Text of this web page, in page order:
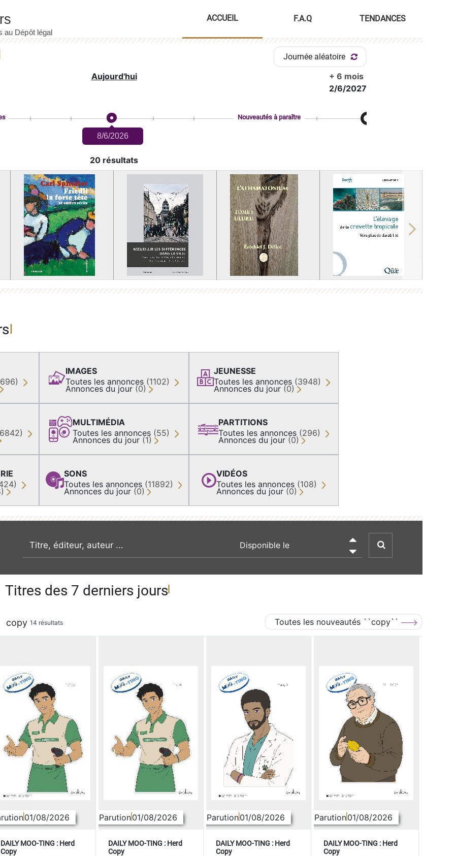
ACCUEIL F.A.Q TENDANCES
Journée aléatoire
Aujourd'hui
+ 6 mois
2/6/2027
8/6/2026
Nouveautés à paraître
20 résultats
Next
IMAGES
Toutes les annonces (1102)
Annonces du jour (0)
MULTIMÉDIA
Toutes les annonces (55)
Annonces du jour (1)
SONS
Toutes les annonces (11892)
Annonces du jour (0)
JEUNESSE
Toutes les annonces (3948)
Annonces du jour (0)
PARTITIONS
Toutes les annonces (296)
Annonces du jour (0)
VIDÉOS
Toutes les annonces (108)
Annonces du jour (0)
recherche par mot clé

Titres des 7 derniers jours
copy 14 résultats Toutes les nouveautés ``copy``
01/08/2026
DAILY MOO-TING : Herd
Copy
Parution01/08/2026
DAILY MOO-TING : Herd
Copy
Parution01/08/2026
DAILY MOO-TING : Herd
Copy
Parution01/08/2026
DAILY MOO-TING : Herd
Copy